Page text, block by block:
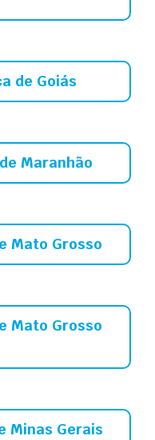
de Goiás
Maranhão
Mato Grosso
Mato Grosso
Minas Gerais